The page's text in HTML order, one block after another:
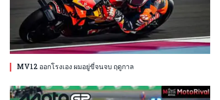
MV12 ออกโรงเอง ผมอยู่ขี่จนจบ ฤดูกาล